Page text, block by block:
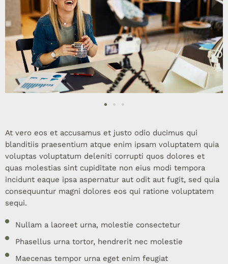
At vero eos et accusamus et justo odio ducimus qui
blanditiis praesentium atque enim ipsam voluptatem quia
voluptas voluptatum deleniti corrupti quos dolores et
quas molestias sint cupiditate non eius modi tempora
incidunt eaque ipsa aspernatur aut odit aut fugit, sed quia
consequuntur magni dolores eos qui ratione voluptatem
sequi.
Nullam a laoreet urna, molestie consectetur
Phasellus urna tortor, hendrerit nec molestie
Maecenas tempor urna eget enim feugiat